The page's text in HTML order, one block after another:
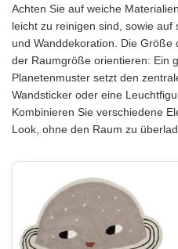
Achten Sie auf weiche
leicht zu reinigen sind, sowie
und Wanddekoration. Die
der Raumgröße orientieren: Ein
Planetenmuster setzt den
Wandsticker oder eine
Kombinieren Sie verschiedene
Look, ohne den Raum zu